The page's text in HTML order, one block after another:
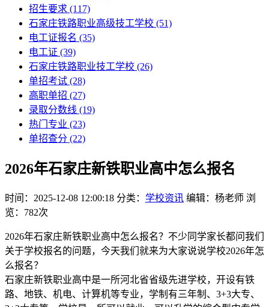
招生要求 (117)
石家庄铁路职业高级技工学校​ (51)
电工证报名 (35)
电工证 (39)
石家庄铁路职业技工学校 (26)
单招考试 (28)
高职单招 (27)
录取分数线 (19)
热门专业 (23)
单招查分 (22)
2026年石家庄新铁职业高中怎么报名
时间：2025-12-08 12:00:18 分类： 学校资讯 编辑：杨老师 浏
览：782次
2026年石家庄新铁职业高中怎么报名？不少同学家长都问我们
关于学校报名的问题，今天我们就来为大家说说学校2026年怎
么报名？
石家庄新铁职业高中是一所河北省省级先进学校，开设有铁
路、地铁、机电、计算机等专业，学制有三年制、3+3大专、